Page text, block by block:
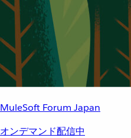
MuleSoft Forum Japan
オンデマンド配信中